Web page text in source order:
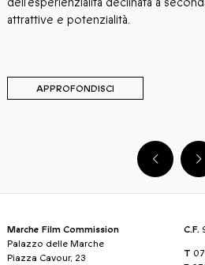
attrattive e potenzialità.
APPROFONDISCI
Marche Film Commission
Palazzo delle Marche
Piazza Cavour, 23
C.F.
T